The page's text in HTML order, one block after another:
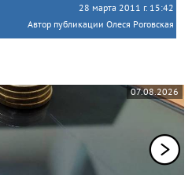
28 марта 2011 г. 15:42
Автор публикации Олеся Роговская
07.08.2026